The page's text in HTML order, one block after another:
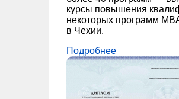
курсы повышения
некоторых программ
в Чехии.
Подробнее